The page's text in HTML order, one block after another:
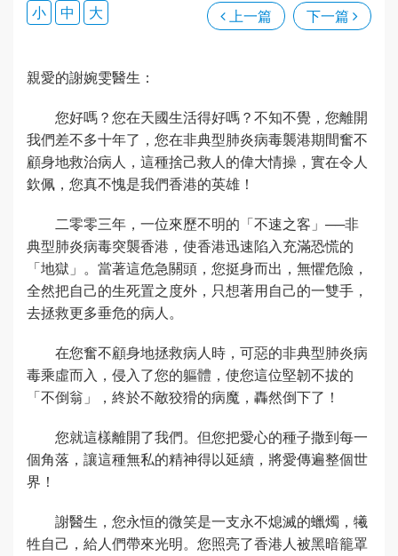
上一篇 下一篇
小 中 大
親愛的謝婉雯醫生：
您好嗎？您在天國生活得好嗎？不知不覺，您離開
我們差不多十年了，您在非典型肺炎病毒襲港期間奮不
顧身地救治病人，這種捨己救人的偉大情操，實在令人
欽佩，您真不愧是我們香港的英雄！
二零零三年，一位來歷不明的「不速之客」──非
典型肺炎病毒突襲香港，使香港迅速陷入充滿恐慌的
「地獄」。當著這危急關頭，您挺身而出，無懼危險，
全然把自己的生死置之度外，只想著用自己的一雙手，
去拯救更多垂危的病人。
在您奮不顧身地拯救病人時，可惡的非典型肺炎病
毒乘虛而入，侵入了您的軀體，使您這位堅韌不拔的
「不倒翁」，終於不敵狡猾的病魔，轟然倒下了！
您就這樣離開了我們。但您把愛心的種子撒到每一
個角落，讓這種無私的精神得以延續，將愛傳遍整個世
界！
謝醫生，您永恒的微笑是一支永不熄滅的蠟燭，犧
牲自己，給人們帶來光明。您照亮了香港人被黑暗籠罩